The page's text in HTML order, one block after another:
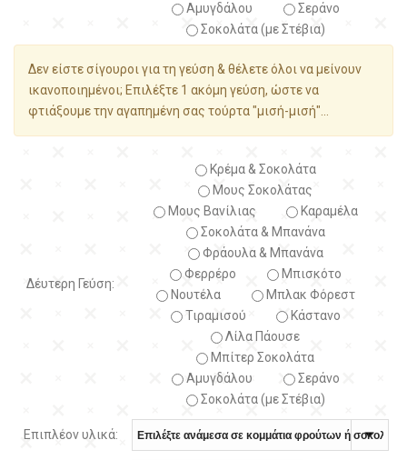
Αμυγδάλου
Σεράνο
Σοκολάτα (με Στέβια)
Δεν είστε σίγουροι για τη γεύση & θέλετε όλοι να μείνουν
ικανοποιημένοι; Επιλέξτε 1 ακόμη γεύση, ώστε να
φτιάξουμε την αγαπημένη σας τούρτα "μισή-μισή"...
Δέυτερη Γεύση:
Κρέμα & Σοκολάτα
Μους Σοκολάτας
Μους Βανίλιας
Καραμέλα
Σοκολάτα & Μπανάνα
Φράουλα & Μπανάνα
Φερρέρο
Μπισκότο
Νουτέλα
Μπλακ Φόρεστ
Τιραμισού
Κάστανο
Λίλα Πάουσε
Μπίτερ Σοκολάτα
Αμυγδάλου
Σεράνο
Σοκολάτα (με Στέβια)
Επιπλέον υλικά: